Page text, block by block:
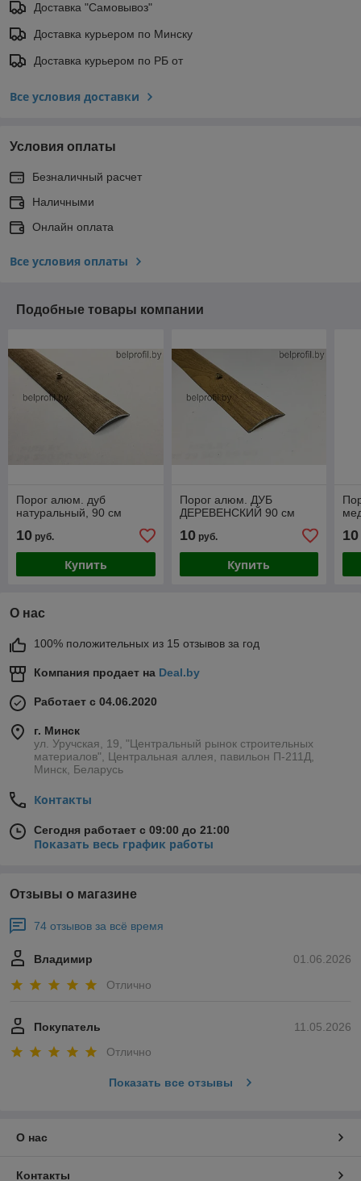
Доставка "Самовывоз"
Доставка курьером по Минску
Доставка курьером по РБ от
Все условия доставки
Условия оплаты
Безналичный расчет
Наличными
Онлайн оплата
Все условия оплаты
Подобные товары компании
Порог алюм. дуб
натуральный, 90 см
10 руб.
Купить
Порог алюм. ДУБ
ДЕРЕВЕНСКИЙ 90 см
10руб.
Купить
10
О нас
100% положительных из 15 отзывов за год
Компания продает на Deal.by
Работает с 04.06.2020
г. Минск
ул. Уручская, 19, "Центральный рынок строительных
материалов", Центральная аллея, павильон П-211Д,
Минск, Беларусь
Контакты
Сегодня работает с 09:00 до 21:00
Показать весь график работы
Отзывы о магазине
74 отзывов за всё время
01.06.2026
Владимир
Отлично
11.05.2026
Покупатель
Отлично
Показать все отзывы
О нас
Контакты